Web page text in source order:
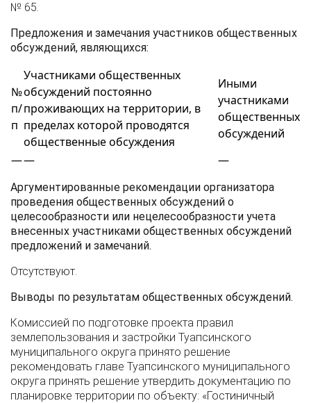
№ 65.
Предложения и замечания участников общественных
обсуждений, являющихся:
№
п/
п
Участниками общественных
обсуждений постоянно
проживающих на территории, в
пределах которой проводятся
общественные обсуждения
Иными
участниками
общественных
обсуждений
—— —
Аргументированные рекомендации организатора
проведения общественных обсуждений о
целесообразности или нецелесообразности учета
внесенных участниками общественных обсуждений
предложений и замечаний.
Отсутствуют.
Выводы по результатам общественных обсуждений.
Комиссией по подготовке проекта правил
землепользования и застройки Туапсинского
муниципального округа принято решение
рекомендовать главе Туапсинского муниципального
округа принять решение утвердить документацию по
планировке территории по объекту: «Гостиничный